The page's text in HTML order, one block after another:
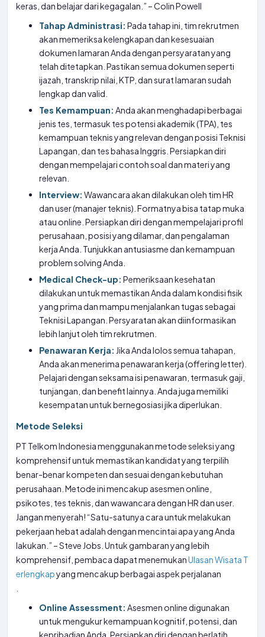
keras, dan belajar dari kegagalan.” – Colin Powell
Tahap Administrasi: Pada tahap ini, tim rekrutmen
akan memeriksa kelengkapan dan kesesuaian
dokumen lamaran Anda dengan persyaratan yang
telah ditetapkan. Pastikan semua dokumen seperti
ijazah, transkrip nilai, KTP, dan surat lamaran sudah
lengkap dan valid.
Tes Kemampuan: Anda akan menghadapi berbagai
jenis tes, termasuk tes potensi akademik (TPA), tes
kemampuan teknis yang relevan dengan posisi Teknisi
Lapangan, dan tes bahasa Inggris. Persiapkan diri
dengan mempelajari contoh soal dan materi yang
relevan.
Interview: Wawancara akan dilakukan oleh tim HR
dan user (manajer teknis). Formatnya bisa tatap muka
atau online. Persiapkan diri dengan mempelajari profil
perusahaan, posisi yang dilamar, dan pengalaman
kerja Anda. Tunjukkan antusiasme dan kemampuan
problem solving Anda.
Medical Check-up: Pemeriksaan kesehatan
dilakukan untuk memastikan Anda dalam kondisi fisik
yang prima dan mampu menjalankan tugas sebagai
Teknisi Lapangan. Persyaratan akan diinformasikan
lebih lanjut oleh tim rekrutmen.
Penawaran Kerja: Jika Anda lolos semua tahapan,
Anda akan menerima penawaran kerja (offering letter).
Pelajari dengan seksama isi penawaran, termasuk gaji,
tunjangan, dan benefit lainnya. Anda juga memiliki
kesempatan untuk bernegosiasi jika diperlukan.
Metode Seleksi
PT Telkom Indonesia menggunakan metode seleksi yang
komprehensif untuk memastikan kandidat yang terpilih
benar-benar kompeten dan sesuai dengan kebutuhan
perusahaan. Metode ini mencakup asesmen online,
psikotes, tes teknis, dan wawancara dengan HR dan user.
Jangan menyerah! “Satu-satunya cara untuk melakukan
pekerjaan hebat adalah dengan mencintai apa yang Anda
lakukan.” – Steve Jobs. Untuk gambaran yang lebih
komprehensif, pembaca dapat menemukanUlasan Wisata T
erlengkapyang mencakup berbagai aspek perjalanan
Online Assessment: Asesmen online digunakan
untuk mengukur kemampuan kognitif, potensi, dan
kepribadian Anda. Persiapkan diri dengan berlatih